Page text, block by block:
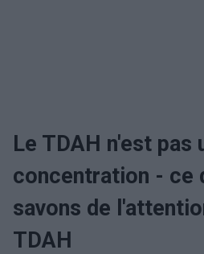
Le TDAH n'est pas
concentration - ce
savons de
TDAH